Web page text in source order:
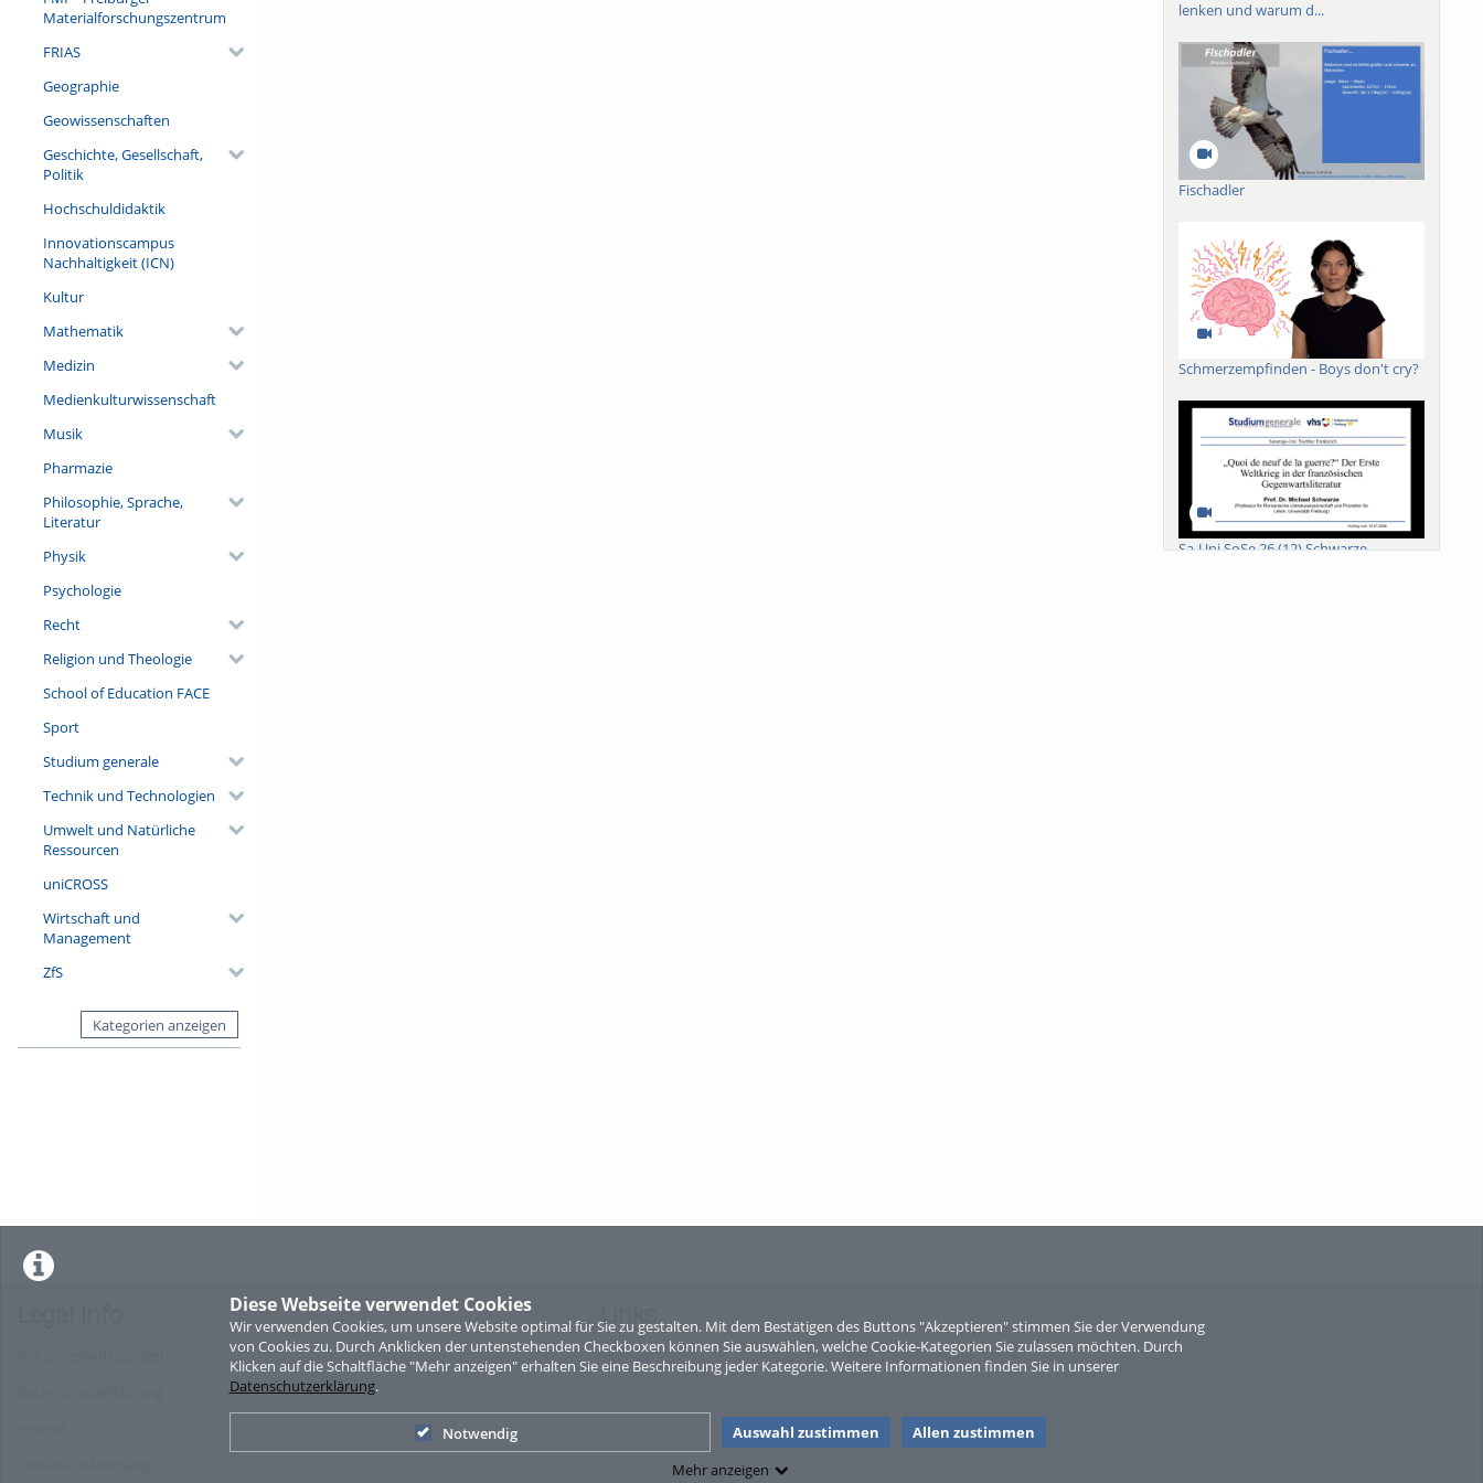
Diese Webseite verwendet Cookies
Wir verwenden Cookies, um unsere Website optimal für Sie zu gestalten. Mit dem Bestätigen des Buttons "Akzeptieren" stimmen Sie der Verwendung
von Cookies zu. Durch Anklicken der untenstehenden Checkboxen können Sie auswählen, welche Cookie-Kategorien Sie zulassen möchten. Durch
Klicken auf die Schaltfläche "Mehr anzeigen" erhalten Sie eine Beschreibung jeder Kategorie. Weitere Informationen finden Sie in unserer
Datenschutzerklärung.
Notwendig Auswahl zustimmen
Allen zustimmen
Mehr anzeigen
Materialforschungszentrum
FRIAS
Geographie
Geowissenschaften
Geschichte, Gesellschaft,
Politik
Hochschuldidaktik
Innovationscampus
Nachhaltigkeit (ICN)
Kultur
Mathematik
Medizin
Medienkulturwissenschaft
Musik
Pharmazie
Philosophie, Sprache,
Literatur
Physik
Psychologie
Recht
Religion und Theologie
School of Education FACE
Sport
Studium generale
Technik und Technologien
Umwelt und Natürliche
Ressourcen
uniCROSS
Wirtschaft und
Management
ZfS
Kategorien anzeigen
lenken und warum d...
Fischadler
Schmerzempfinden - Boys don't cry?
Sa-Uni SoSe 26 (12) Schwarze
Sperber
Links
Sitemap